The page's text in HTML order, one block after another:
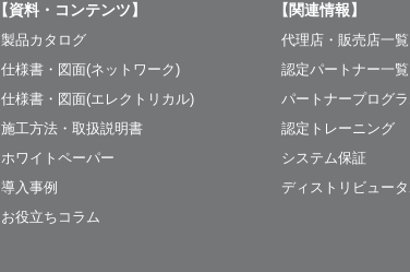
【資料・コンテンツ】
製品カタログ
仕様書・図面(ネットワーク)
仕様書・図面(エレクトリカル)
施工方法・取扱説明書
ホワイトペーパー
導入事例
お役立ちコラム
【関連情報】
代理店・販売店一覧
認定パートナー一覧
パートナープログ
認定トレーニング
システム保証
ディストリビュー